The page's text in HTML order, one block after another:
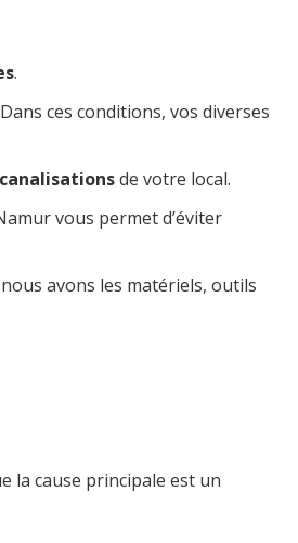
.
ces conditions, vos diverses
de votre local.
vous permet d’éviter
avons les matériels, outils
la cause principale est un